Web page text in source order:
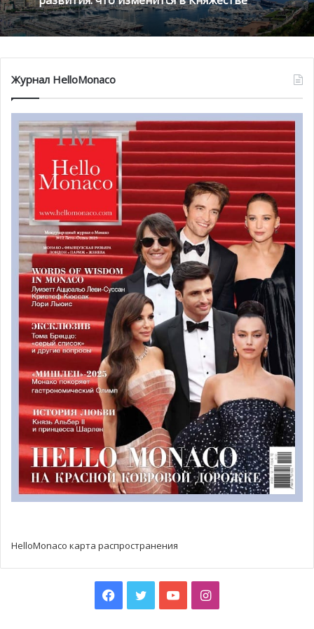
Melges 20
Регата никогда не считается законченной до самого
последнего тура, и в конце в концов все может
измениться. Это великолепно проиллюстрировал
Людовико Фассители (Ludovico Fassitelli — экипаж Junda
Banca del Sempione), который одержал победу во втором
этапе зимней регаты Монако, буквально вырвав ее у
команды Alex Team Александра Михайлика. «Мы очень
гордимся завоеванным местом, так как конкуренция
была очень серьезной», — поделился рулевой экипажа.
Максим Титаренко (Leviathan) сохранил за собой 3
Стоит также отметить хорошее выступление в этой
развития: что изменится в Княжестве
Благотворительный забег в Монако
Журнал HelloMonaco
HelloMonaco карта распространения
Facebook
TwitterYouTubeInstagram